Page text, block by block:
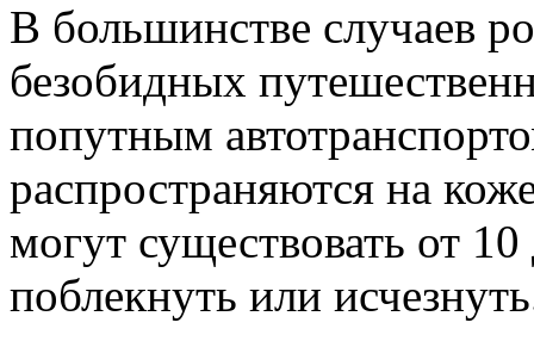
В большинстве случаев
безобидных
попутным
распространяются на
могут существовать от
поблекнуть или